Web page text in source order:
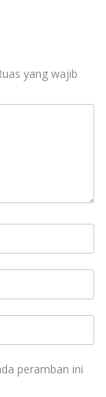
yang wajib
peramban ini